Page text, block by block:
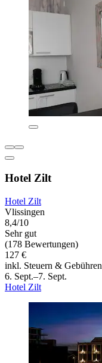
Hotel Zilt
Hotel Zilt
Vlissingen
8,4/10
Sehr gut
(178 Bewertungen)
127 €
inkl. Steuern & Gebühren
6. Sept.–7. Sept.
Hotel Zilt